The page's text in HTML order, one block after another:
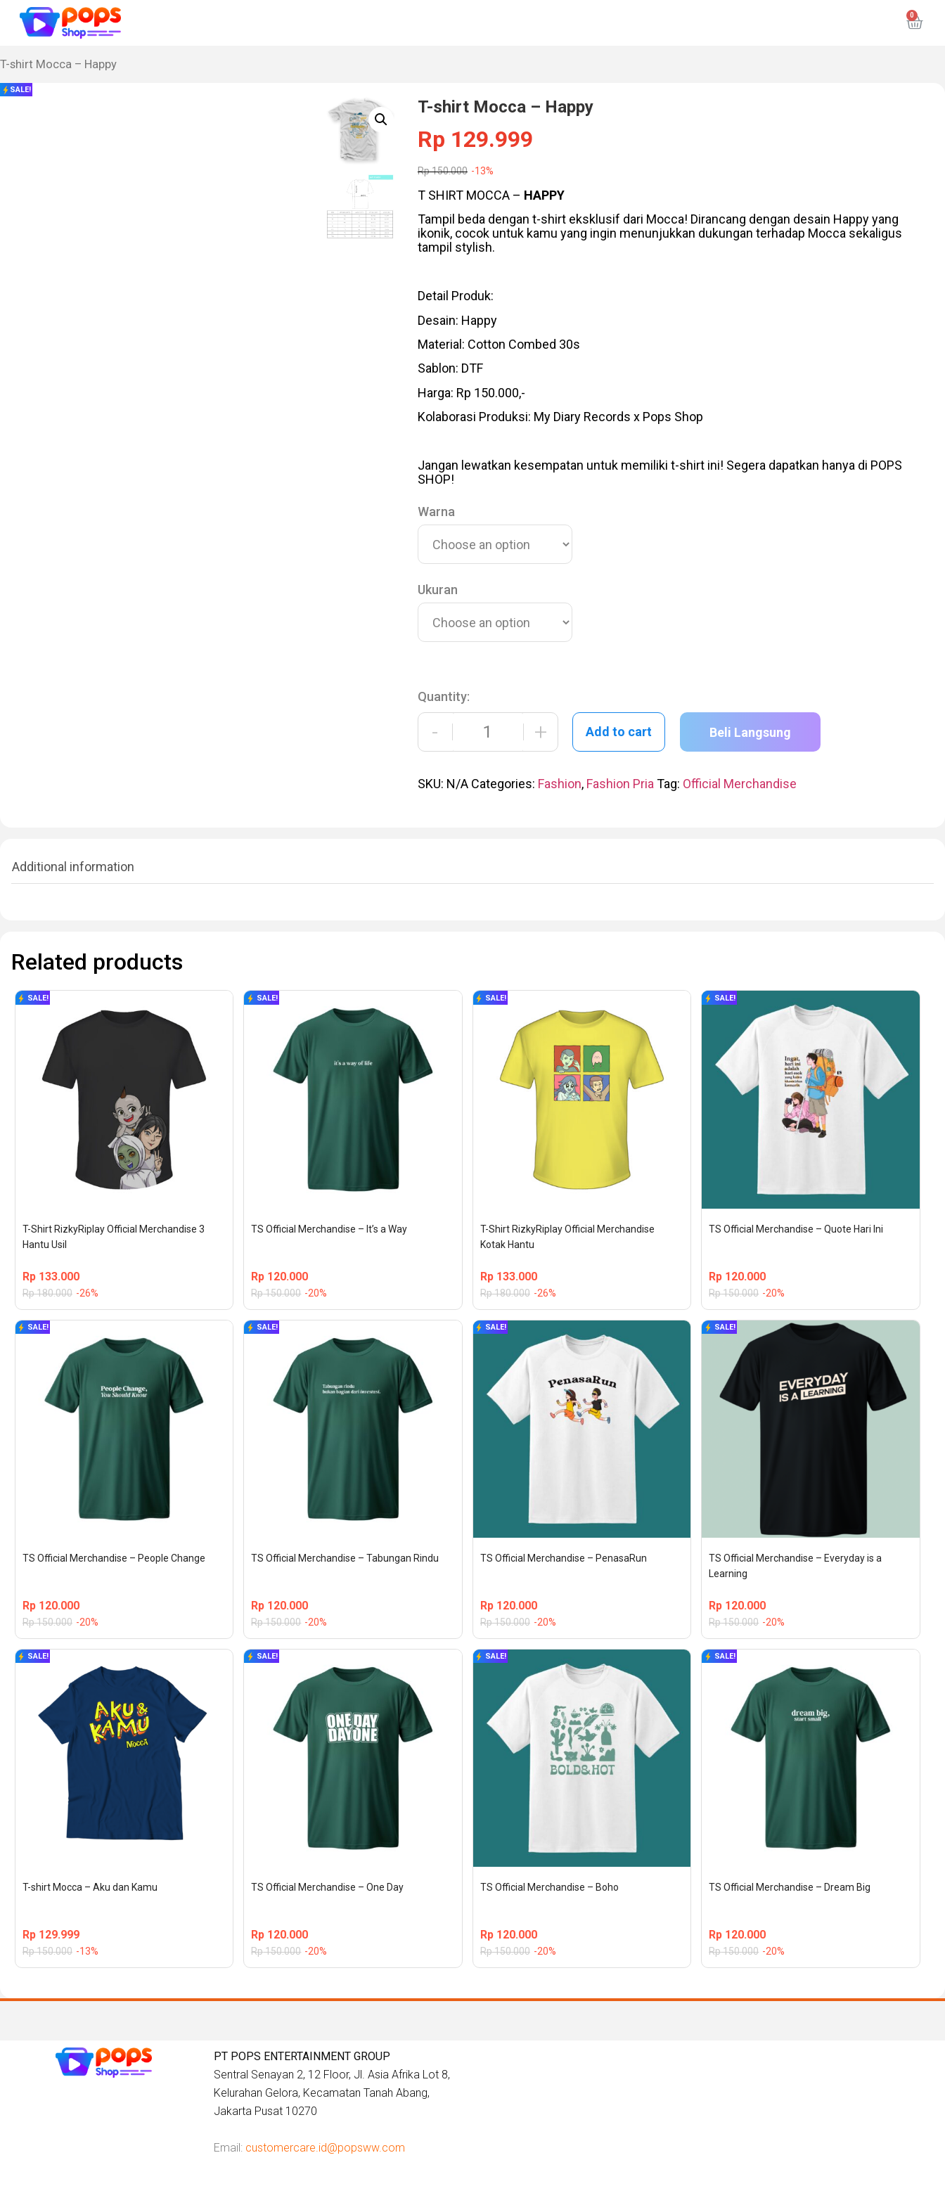
T-shirt Mocca – Happy
SALE!
T-shirt Mocca – Happy
Rp 129.999
Rp150.000 -13%
T SHIRT MOCCA – HAPPY
Tampil beda dengan t-shirt eksklusif dari Mocca! Dirancang dengan desain Happy yang
ikonik, cocok untuk kamu yang ingin menunjukkan dukungan terhadap Mocca sekaligus
tampil stylish.
Detail Produk:
Desain: Happy
Material: Cotton Combed 30s
Sablon: DTF
Harga: Rp 150.000,-
Kolaborasi Produksi: My Diary Records x Pops Shop
Jangan lewatkan kesempatan untuk memiliki t-shirt ini! Segera dapatkan hanya di POPS
SHOP!
Warna
Ukuran
Quantity:
- + Add to cart Beli Langsung
SKU: N/A Categories: Fashion, Fashion PriaTag: Official Merchandise
Additional information
Related products
SALE!
T-Shirt RizkyRiplay Official Merchandise 3
Hantu Usil
Rp 133.000
Rp180.000 -26%
SALE!
TS Official Merchandise – It’s a Way
Rp 120.000
Rp150.000 -20%
SALE!
T-Shirt RizkyRiplay Official Merchandise
Kotak Hantu
Rp133.000
Rp180.000 -26%
SALE!
TS Official Merchandise – Quote Hari Ini
Rp 120.000
Rp150.000 -20%
SALE!
TS Official Merchandise – People Change
Rp 120.000
Rp150.000 -20%
SALE!
TS Official Merchandise – Tabungan Rindu
Rp 120.000
Rp150.000 -20%
SALE!
TS Official Merchandise – PenasaRun
Rp120.000
Rp150.000 -20%
SALE!
TS Official Merchandise – Everyday is a
Learning
Rp 120.000
Rp150.000 -20%
SALE!
T-shirt Mocca – Aku dan Kamu
Rp 129.999
Rp150.000 -13%
SALE!
TS Official Merchandise – One Day
Rp 120.000
Rp150.000 -20%
SALE!
TS Official Merchandise – Boho
Rp120.000
Rp150.000 -20%
SALE!
TS Official Merchandise – Dream Big
Rp 120.000
Rp150.000 -20%
PT POPS ENTERTAINMENT GROUP
Sentral Senayan 2, 12 Floor, Jl. Asia Afrika Lot 8,
Kelurahan Gelora, Kecamatan Tanah Abang,
Jakarta Pusat 10270
Email: customercare.id@popsww.com